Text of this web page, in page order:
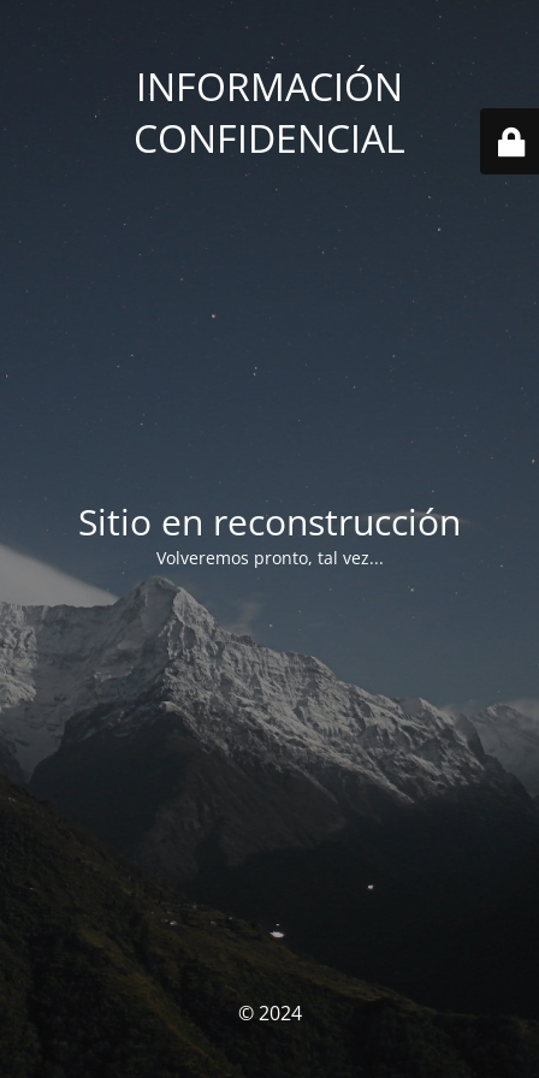
INFORMACIÓN
CONFIDENCIAL
Sitio en reconstrucción
Volveremos pronto, tal vez...
© 2024